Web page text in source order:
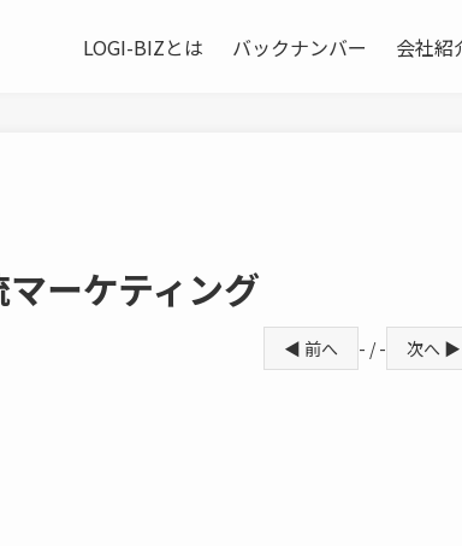
LOGI-BIZとは バックナンバー 会社紹
ーケティング
◀ 前へ - / - 次へ ▶